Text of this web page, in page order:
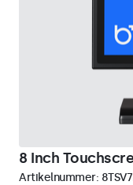
8 Inch
Artikelnummer: